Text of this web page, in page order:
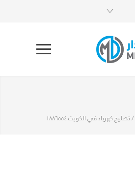
/تصليح كهرباء في الكويت ١٨٨٦٥٥٤